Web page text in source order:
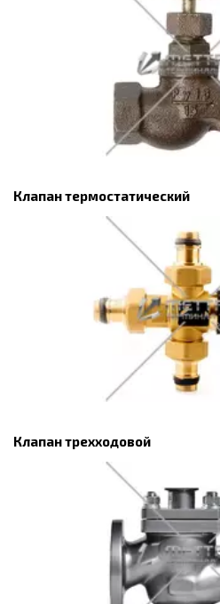
Клапан термостатический
Клапан трехходовой